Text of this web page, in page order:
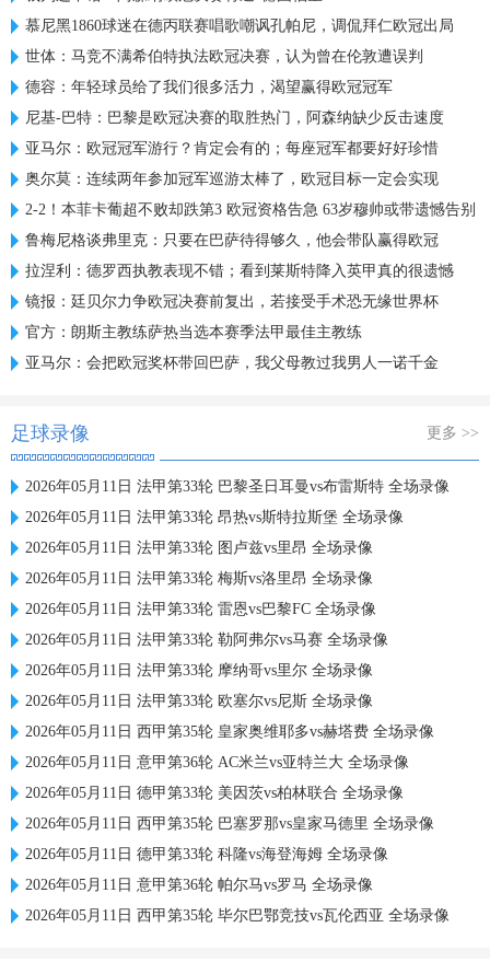
慕尼黑1860球迷在德丙联赛唱歌嘲讽孔帕尼，调侃拜仁欧冠出局
世体：马竞不满希伯特执法欧冠决赛，认为曾在伦敦遭误判
德容：年轻球员给了我们很多活力，渴望赢得欧冠冠军
尼基-巴特：巴黎是欧冠决赛的取胜热门，阿森纳缺少反击速度
亚马尔：欧冠冠军游行？肯定会有的；每座冠军都要好好珍惜
奥尔莫：连续两年参加冠军巡游太棒了，欧冠目标一定会实现
2-2！本菲卡葡超不败却跌第3 欧冠资格告急 63岁穆帅或带遗憾告别
鲁梅尼格谈弗里克：只要在巴萨待得够久，他会带队赢得欧冠
拉涅利：德罗西执教表现不错；看到莱斯特降入英甲真的很遗憾
镜报：廷贝尔力争欧冠决赛前复出，若接受手术恐无缘世界杯
官方：朗斯主教练萨热当选本赛季法甲最佳主教练
亚马尔：会把欧冠奖杯带回巴萨，我父母教过我男人一诺千金
足球录像 更多 >>
2026年05月11日 法甲第33轮 巴黎圣日耳曼vs布雷斯特 全场录像
2026年05月11日 法甲第33轮 昂热vs斯特拉斯堡 全场录像
2026年05月11日 法甲第33轮 图卢兹vs里昂 全场录像
2026年05月11日 法甲第33轮 梅斯vs洛里昂 全场录像
2026年05月11日 法甲第33轮 雷恩vs巴黎FC 全场录像
2026年05月11日 法甲第33轮 勒阿弗尔vs马赛 全场录像
2026年05月11日 法甲第33轮 摩纳哥vs里尔 全场录像
2026年05月11日 法甲第33轮 欧塞尔vs尼斯 全场录像
2026年05月11日 西甲第35轮 皇家奥维耶多vs赫塔费 全场录像
2026年05月11日 意甲第36轮 AC米兰vs亚特兰大 全场录像
2026年05月11日 德甲第33轮 美因茨vs柏林联合 全场录像
2026年05月11日 西甲第35轮 巴塞罗那vs皇家马德里 全场录像
2026年05月11日 德甲第33轮 科隆vs海登海姆 全场录像
2026年05月11日 意甲第36轮 帕尔马vs罗马 全场录像
2026年05月11日 西甲第35轮 毕尔巴鄂竞技vs瓦伦西亚 全场录像